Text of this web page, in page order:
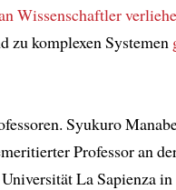
Wissenschaftler
zu komplexen Systemen
Syukuro
Professor an
La Sapienza in